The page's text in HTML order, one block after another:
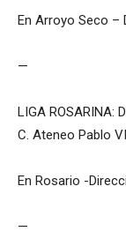
En Arroyo Seco –
—
LIGA ROSARINA:
C. Ateneo Pablo VI
En Rosario -
—